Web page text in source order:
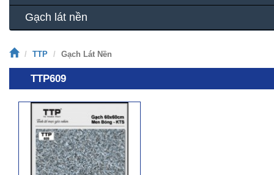
Gạch lát nền
TTP Gạch Lát Nền
TTP609